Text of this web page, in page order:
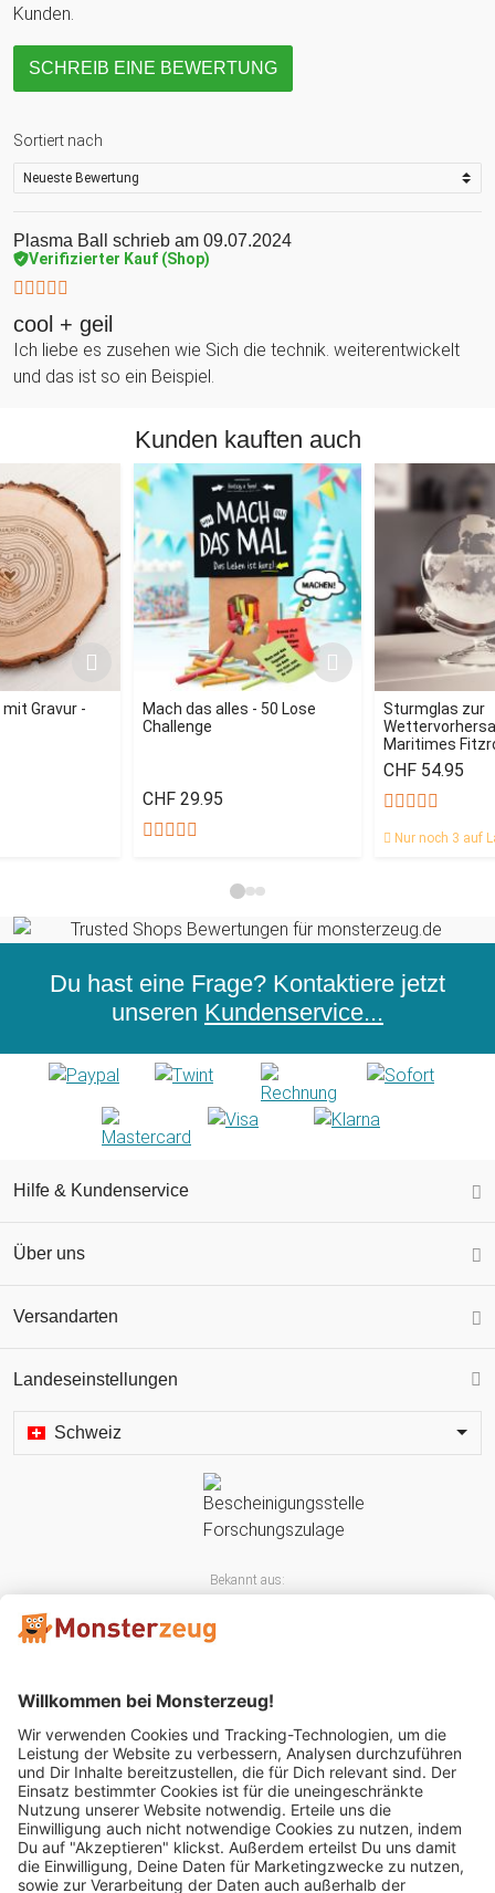
Kunden.
SCHREIB EINE BEWERTUNG
Sortiert nach
Plasma Ball schrieb am 09.07.2024
Verifizierter Kauf (Shop)
cool + geil
Ich liebe es zusehen wie Sich die technik. weiterentwickelt
und das ist so ein Beispiel.
Kunden kauften auch
Gravur -
Mach das alles - 50 Lose
Challenge
CHF 29.95
Sturmglas zur
Maritimes
CHF 54.95
Nur noch 3 auf
Du hast eine Frage? Kontaktiere jetzt
unseren Kundenservice...
Hilfe & Kundenservice
Über uns
Versandarten
Landeseinstellungen
Schweiz
Bekannt aus:
Mitglied im: